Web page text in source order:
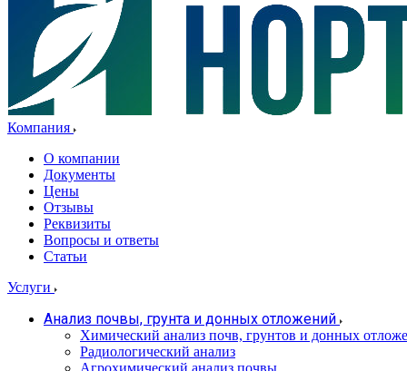
Компания
О компании
Документы
Цены
Отзывы
Реквизиты
Вопросы и ответы
Статьи
Услуги
Анализ почвы, грунта и донных отложений
Химический анализ почв, грунтов и донных
Радиологический анализ
Агрохимический анализ почвы